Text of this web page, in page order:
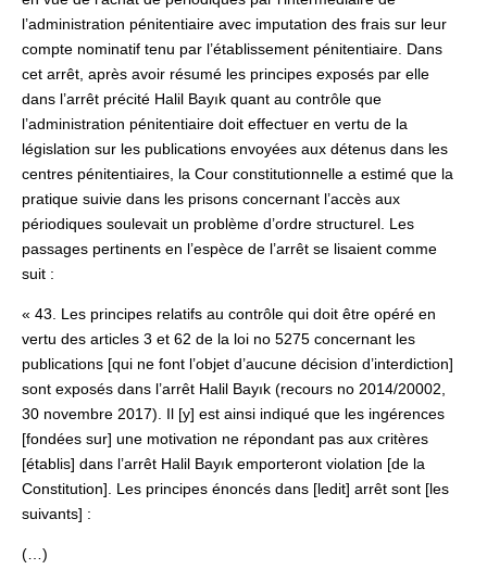
l’administration pénitentiaire avec imputation des frais sur leur
compte nominatif tenu par l’établissement pénitentiaire. Dans
cet arrêt, après avoir résumé les principes exposés par elle
dans l’arrêt précité Halil Bayık quant au contrôle que
l’administration pénitentiaire doit effectuer en vertu de la
législation sur les publications envoyées aux détenus dans les
centres pénitentiaires, la Cour constitutionnelle a estimé que la
pratique suivie dans les prisons concernant l’accès aux
périodiques soulevait un problème d’ordre structurel. Les
passages pertinents en l’espèce de l’arrêt se lisaient comme
suit :
« 43. Les principes relatifs au contrôle qui doit être opéré en
vertu des articles 3 et 62 de la loi no 5275 concernant les
publications [qui ne font l’objet d’aucune décision d’interdiction]
sont exposés dans l’arrêt Halil Bayık (recours no 2014/20002,
30 novembre 2017). Il [y] est ainsi indiqué que les ingérences
[fondées sur] une motivation ne répondant pas aux critères
[établis] dans l’arrêt Halil Bayık emporteront violation [de la
Constitution]. Les principes énoncés dans [ledit] arrêt sont [les
suivants] :
(…)